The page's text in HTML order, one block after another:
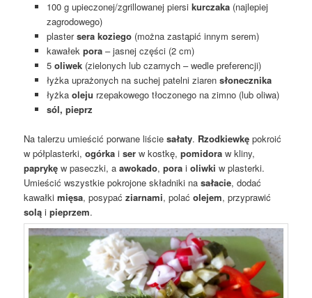
100 g upieczonej/zgrillowanej piersi kurczaka(najlepiej
zagrodowego)
plastersera koziego(można zastąpić innym serem)
kawałek pora– jasnej części (2 cm)
5 oliwek(zielonych lub czarnych – wedle preferencji)
łyżka uprażonych na suchej patelni ziaren słonecznika
łyżka oleju rzepakowego tłoczonego na zimno (lub oliwa)
sól, pieprz
Na talerzu umieścić porwane liściesałaty. Rzodkiewkę pokroić
w półplasterki,ogórka iser w kostkę,pomidora w kliny,
paprykę w paseczki, aawokado,pora ioliwki w plasterki.
Umieścić wszystkie pokrojone składniki nasałacie, dodać
kawałki mięsa, posypaćziarnami, polaćolejem, przyprawić
solą ipieprzem.